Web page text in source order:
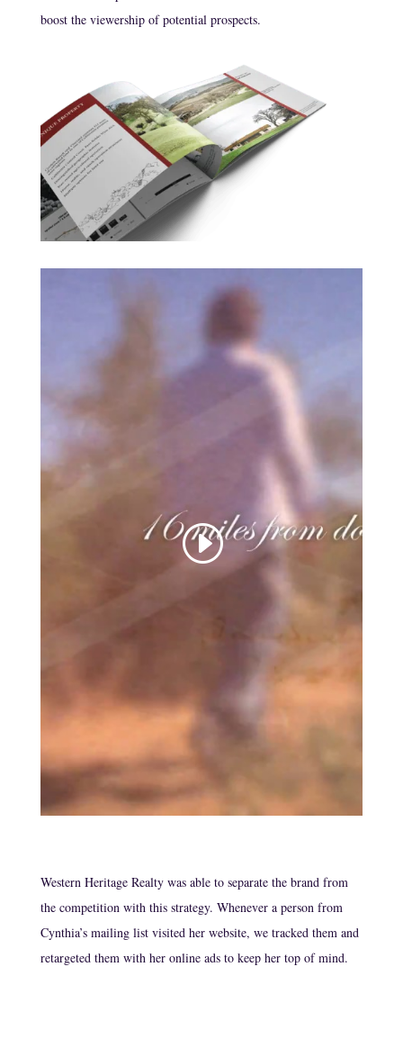
boost the viewership of potential prospects.
Western Heritage Realty was able to separate the brand from
the competition with this strategy. Whenever a person from
Cynthia’s mailing list visited her website, we tracked them and
retargeted them with her online ads to keep her top of mind.